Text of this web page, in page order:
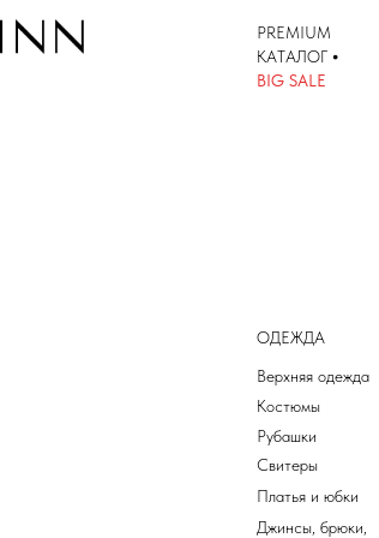
BIG SALE
PREMIUM
КАТАЛОГ •
КАТАЛОГ
ОДЕЖДА
Верхняя одежда
Платья и юбки
Костюмы
Рубашки
Свитеры
Джинсы, брюки,